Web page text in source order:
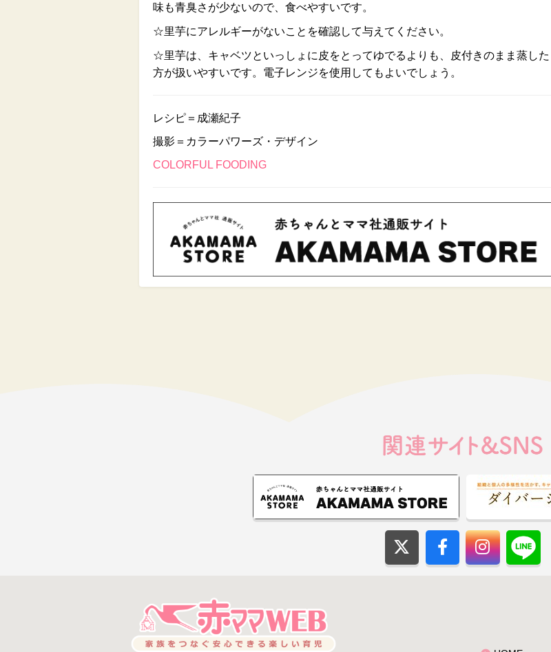
味も青臭さが少ないので、食べやすいです。
☆里芋にアレルギーがないことを確認して与えてください。
☆里芋は、キャベツといっしょに皮をとってゆでるよりも、皮付きのまま蒸した
方が扱いやすいです。電子レンジを使用してもよいでしょう。
レシピ＝成瀬紀子
撮影＝カラーパワーズ・デザイン
COLORFUL FOODING